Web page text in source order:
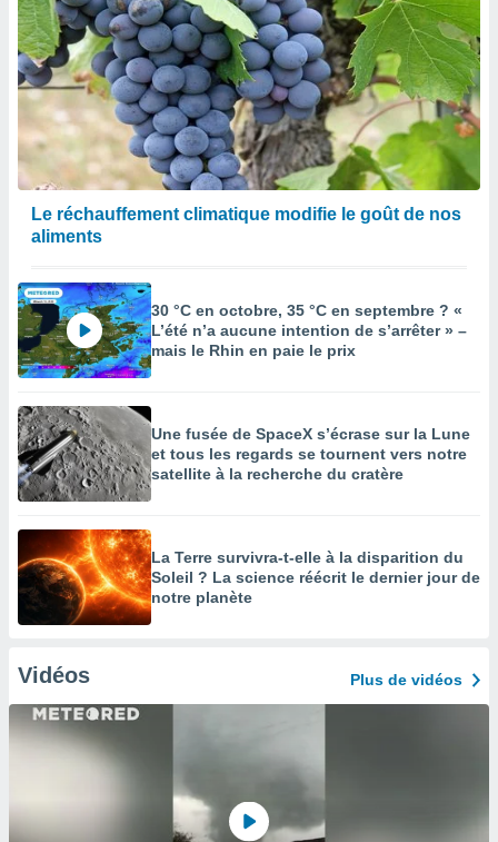
Le réchauffement climatique modifie le goût de nos
aliments
30 °C en octobre, 35 °C en septembre ? «
L’été n’a aucune intention de s’arrêter » –
mais le Rhin en paie le prix
Une fusée de SpaceX s’écrase sur la Lune
et tous les regards se tournent vers notre
satellite à la recherche du cratère
La Terre survivra-t-elle à la disparition du
Soleil ? La science réécrit le dernier jour de
notre planète
Vidéos Plus de vidéos